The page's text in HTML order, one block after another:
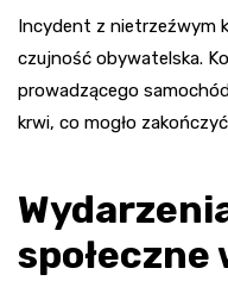
Incydent z nietrzeźwym
czujność obywatelska.
prowadzącego
krwi, co mogło
społeczne